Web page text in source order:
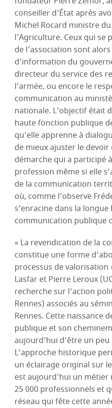
conseiller d’État après
Michel Rocard ministre
l'Agriculture. Ceux qui se
de l'association sont
d’information du
directeur du service des
l’armée, ou encore le
communication au
nationale. L’objectif était
haute fonction publique
qu’elle apprenne à
de mieux ajuster le devoir
démarche qui a participé
profession même si elle
de la communication
où, comme l’observe
s’enracine dans la
communication publique
« La revendication de la
constitue une forme
processus de valorisation
Lasfar et Pierre Leroux
recherche sur l’action
Rennes) associés au
Rennes. Cette naissance
publique et son
aujourd’hui d’être un
L’approche historique
un éclairage original sur
est aujourd’hui un
25 000 professionnels et
réseau qui fête cette